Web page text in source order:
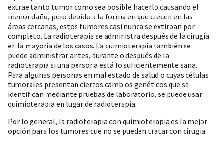
extrae tanto tumor como sea posible hacerlo causando el
menor daño, pero debido a la forma en que crecen en las
áreas cercanas, estos tumores casi nunca se extirpan por
completo. La radioterapia se administra después de la cirugía
en la mayoría de los casos. La quimioterapia también se
puede administrar antes, durante o después de la
radioterapia si una persona está lo suficientemente sana.
Para algunas personas en mal estado de salud o cuyas células
tumorales presentan ciertos cambios genéticos que se
identifican mediante pruebas de laboratorio, se puede usar
quimioterapia en lugar de radioterapia.
Por lo general, la radioterapia con quimioterapia es la mejor
opción para los tumores que no se pueden tratar con cirugía.